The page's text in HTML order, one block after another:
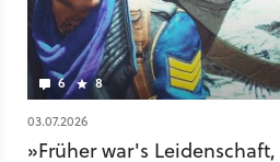
6 8
03.07.2026
»Früher war's